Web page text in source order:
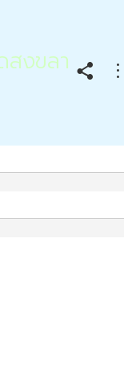
งขลา share
more_vert